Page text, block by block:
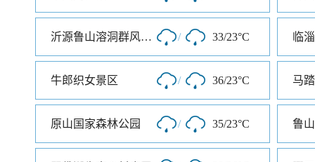
沂源鲁山溶洞群风景区 / 33/23°C 临
牛郎织女景区 / 36/23°C 马
原山国家森林公园 / 35/23°C 鲁